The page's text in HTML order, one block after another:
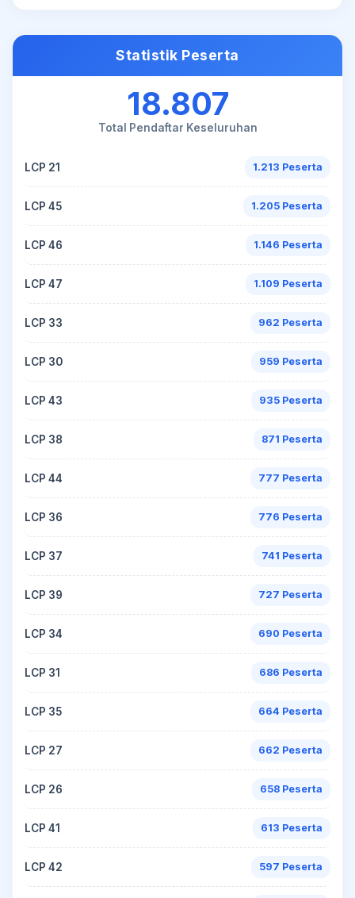
Statistik Peserta
18.807
Total Pendaftar Keseluruhan
LCP 21 1.213 Peserta
LCP 45 1.205 Peserta
LCP 46 1.146 Peserta
LCP 47 1.109 Peserta
LCP 33 962 Peserta
LCP 30 959 Peserta
LCP 43 935 Peserta
LCP 38 871 Peserta
LCP 44 777 Peserta
LCP 36 776 Peserta
LCP 37 741 Peserta
LCP 39 727 Peserta
LCP 34 690 Peserta
LCP 31 686 Peserta
LCP 35 664 Peserta
LCP 27 662 Peserta
LCP 26 658 Peserta
LCP 41 613 Peserta
LCP 42 597 Peserta